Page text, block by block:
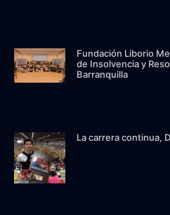
Fundación Liborio
de Insolvencia y
Barranquilla
La carrera continua,